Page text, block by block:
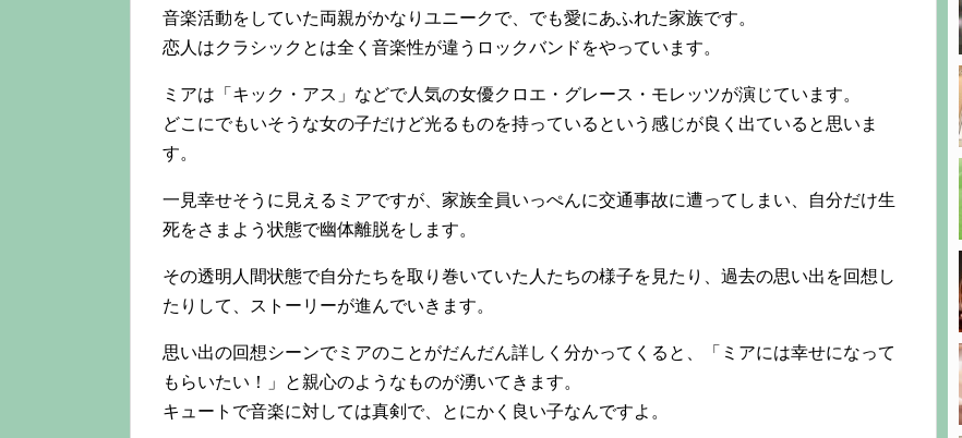
音楽活動をしていた両親がかなりユニークで、でも愛にあふれた家族です。
恋人はクラシックとは全く音楽性が違うロックバンドをやっています。
ミアは「キック・アス」などで人気の女優クロエ・グレース・モレッツが演じています。
どこにでもいそうな女の子だけど光るものを持っているという感じが良く出ていると思いま
す。
一見幸せそうに見えるミアですが、家族全員いっぺんに交通事故に遭ってしまい、自分だけ生
死をさまよう状態で幽体離脱をします。
その透明人間状態で自分たちを取り巻いていた人たちの様子を見たり、過去の思い出を回想し
たりして、ストーリーが進んでいきます。
思い出の回想シーンでミアのことがだんだん詳しく分かってくると、「ミアには幸せになって
もらいたい！」と親心のようなものが湧いてきます。
キュートで音楽に対しては真剣で、とにかく良い子なんですよ。